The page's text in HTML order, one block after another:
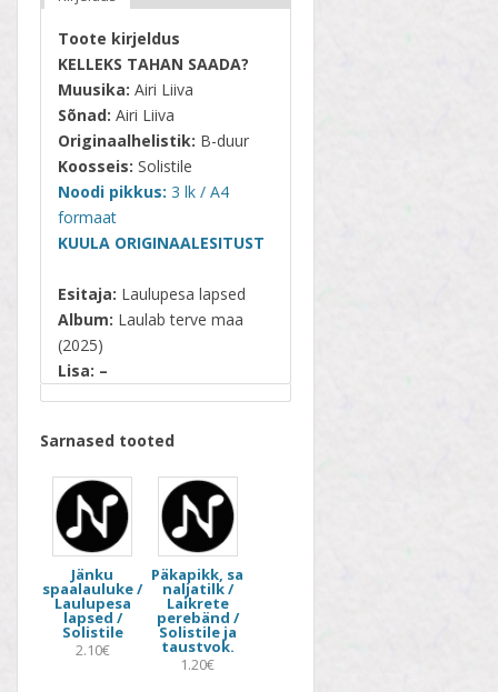
Toote kirjeldus
KELLEKS TAHAN SAADA?
Muusika: Airi Liiva
Sõnad: Airi Liiva
Originaalhelistik: B-duur
Koosseis: Solistile
Noodi pikkus: 3 lk / A4
formaat
KUULA ORIGINAALESITUST
Esitaja: Laulupesa lapsed
Album: Laulab terve maa
(2025)
Lisa: –
Sarnased tooted
Jänku
spaalauluke /
Laulupesa
lapsed /
Solistile
2.10€
Päkapikk, sa
naljatilk /
Laikrete
perebänd /
Solistile ja
taustvok.
1.20€